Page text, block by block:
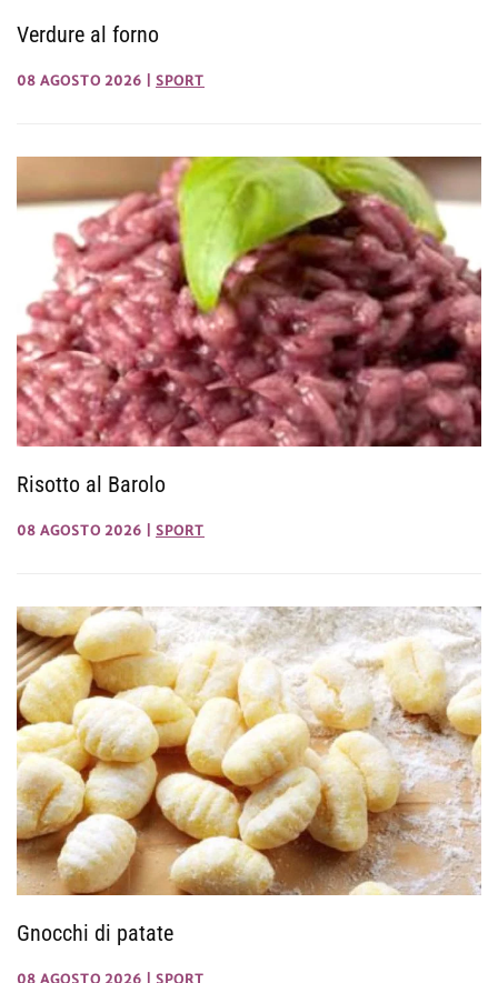
Verdure al forno
08 AGOSTO 2026 SPORT
Risotto al Barolo
08 AGOSTO 2026 SPORT
Gnocchi di patate
08 AGOSTO 2026 SPORT